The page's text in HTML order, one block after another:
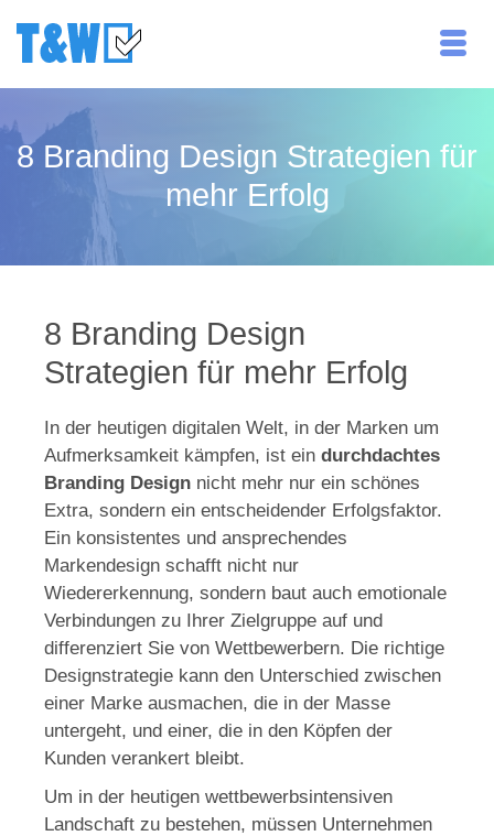
8 Branding Design Strategien für
mehr Erfolg
8 Branding Design
Strategien für mehr Erfolg
In der heutigen digitalen Welt, in der Marken um
Aufmerksamkeit kämpfen, ist ein durchdachtes
Branding Design nicht mehr nur ein schönes
Extra, sondern ein entscheidender Erfolgsfaktor.
Ein konsistentes und ansprechendes
Markendesign schafft nicht nur
Wiedererkennung, sondern baut auch emotionale
Verbindungen zu Ihrer Zielgruppe auf und
differenziert Sie von Wettbewerbern. Die richtige
Designstrategie kann den Unterschied zwischen
einer Marke ausmachen, die in der Masse
untergeht, und einer, die in den Köpfen der
Kunden verankert bleibt.
Um in der heutigen wettbewerbsintensiven
Landschaft zu bestehen, müssen Unternehmen